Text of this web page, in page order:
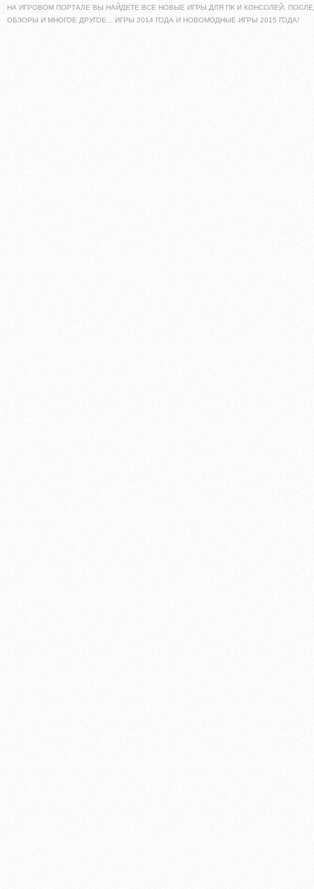
НА ИГРОВОМ ПОРТАЛЕ ВЫ НАЙДЕТЕ ВСЕ НОВЫЕ ИГРЫ ДЛЯ ПК И КОНСОЛЕЙ.
ОБЗОРЫ И МНОГОЕ ДРУГОЕ... ИГРЫ 2014 ГОДА И НОВОМОДНЫЕ ИГРЫ 2015 ГОДА!